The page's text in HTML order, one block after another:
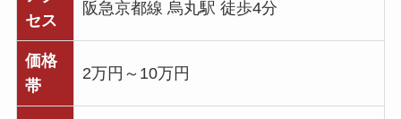
セス
阪急京都線 烏丸駅 徒歩4分
価格
帯
2万円～10万円